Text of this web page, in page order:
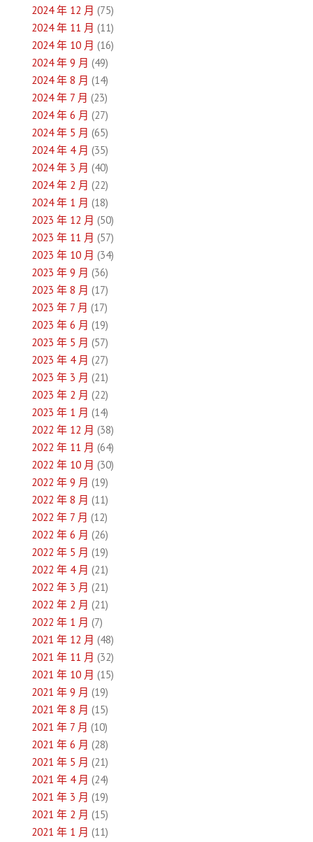
2024 年 12 月 (75)
2024 年 11 月 (11)
2024 年 10 月 (16)
2024 年 9 月 (49)
2024 年 8 月 (14)
2024 年 7 月 (23)
2024 年 6 月 (27)
2024 年 5 月 (65)
2024 年 4 月 (35)
2024 年 3 月 (40)
2024 年 2 月 (22)
2024 年 1 月 (18)
2023 年 12 月 (50)
2023 年 11 月 (57)
2023 年 10 月 (34)
2023 年 9 月 (36)
2023 年 8 月 (17)
2023 年 7 月 (17)
2023 年 6 月 (19)
2023 年 5 月 (57)
2023 年 4 月 (27)
2023 年 3 月 (21)
2023 年 2 月 (22)
2023 年 1 月 (14)
2022 年 12 月 (38)
2022 年 11 月 (64)
2022 年 10 月 (30)
2022 年 9 月 (19)
2022 年 8 月 (11)
2022 年 7 月 (12)
2022 年 6 月 (26)
2022 年 5 月 (19)
2022 年 4 月 (21)
2022 年 3 月 (21)
2022 年 2 月 (21)
2022 年 1 月 (7)
2021 年 12 月 (48)
2021 年 11 月 (32)
2021 年 10 月 (15)
2021 年 9 月 (19)
2021 年 8 月 (15)
2021 年 7 月 (10)
2021 年 6 月 (28)
2021 年 5 月 (21)
2021 年 4 月 (24)
2021 年 3 月 (19)
2021 年 2 月 (15)
2021 年 1 月 (11)